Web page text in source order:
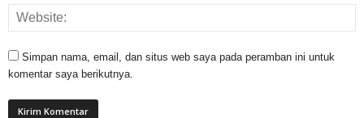
Simpan nama, email, dan situs web saya pada peramban ini untuk
komentar saya berikutnya.